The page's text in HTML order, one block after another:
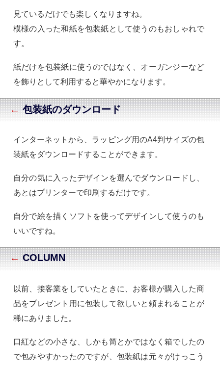
見ているだけでも楽しくなりますね。
模様の入った和紙を包装紙として使うのもおしゃれで
す。
紙だけを包装紙に使うのではなく、オーガンジーなど
を飾りとして利用すると華やかになります。
←包装紙のダウンロード
インターネットから、ラッピング用のA4判サイズの包
装紙をダウンロードすることができます。
自分の気に入ったデザインを選んでダウンロードし、
あとはプリンターで印刷するだけです。
自分で絵を描くソフトを使ってデザインして使うのも
いいですね。
←COLUMN
以前、接客業をしていたときに、お客様が購入した商
品をプレゼント用に包装して欲しいと頼まれることが
稀にありました。
口紅などの小さな、しかも筒とかではなく箱でしたの
で包みやすかったのですが、包装紙は元々がけっこう